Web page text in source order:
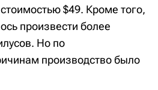
$49. Кроме того,
произвести более
Но по
производство было